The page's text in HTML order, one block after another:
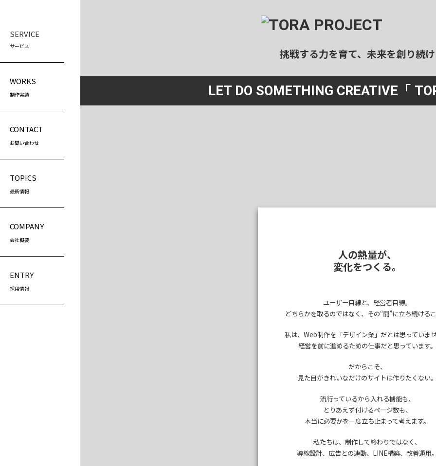
SERVICE
サービス
WORKS
制作実績
CONTACT
お問い合わせ
TOPICS
最新情報
COMPANY
会社概要
ENTRY
採用情報
ホームページ制作
プログラミングスクール
（社会人向け）
民泊運用代行
清掃
挑戦する力を育て、未来を創り続け
LET DO SOMETHING CREATIVE 「
人の熱量が、
変化をつくる。
ユーザー目線と、経営者目線。
どちらかを取るのではなく、 その“間”に立ち続けるこ
私は、Web制作を 「デザイン業」だとは思っていませ
経営を前に進めるための仕事だと思っています。
だからこそ、
見た目がきれいなだけのサイトは作りたくない。
流行っているから入れる機能も、
とりあえず付けるページ数も、
本当に必要かを一度立ち止まって考えます。
私たちは、制作して終わりではなく、
導線設計、広告との連動、LINE構築、改善運用。